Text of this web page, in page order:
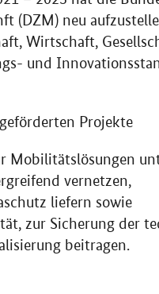
(DZM) neu
Wirtschaft,
und
geförderten Projekte
Mobilitätslösungen
vernetzen,
liefern sowie
zur Sicherung der
beitragen.